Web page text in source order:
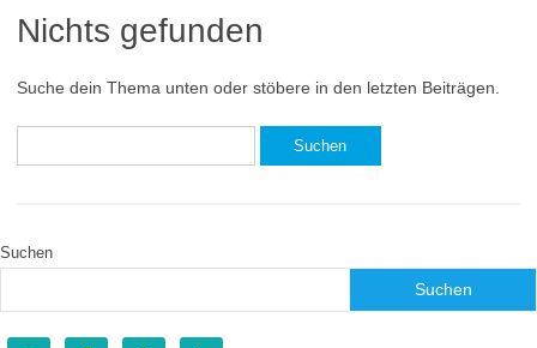
Nichts gefunden
Suche dein Thema unten oder stöbere in den letzten Beiträgen.
nach:
Suchen
Suchen